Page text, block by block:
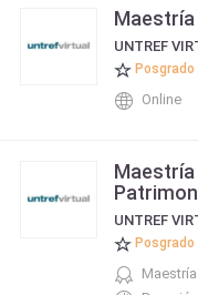
UNTREF
Posgrado
Online
Maestría
UNTREF
Posgrado